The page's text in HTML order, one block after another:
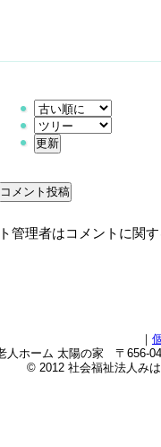
管理者はコメントに関
｜
人ホーム 太陽の家 〒656-
© 2012 社会福祉法人み